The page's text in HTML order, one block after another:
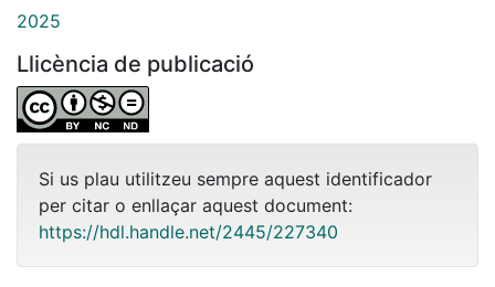
2025
Llicència de publicació
Si us plau utilitzeu sempre aquest identificador
per citar o enllaçar aquest document:
https://hdl.handle.net/2445/227340